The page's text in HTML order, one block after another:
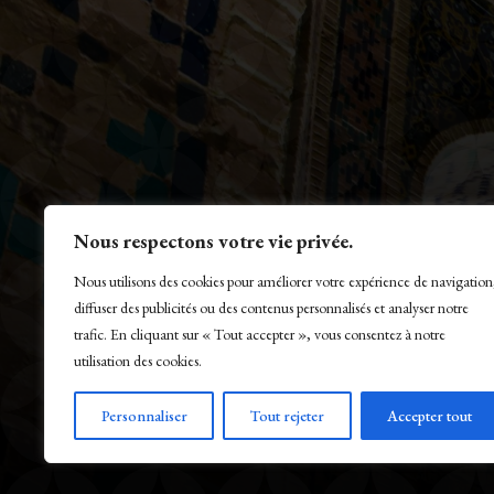
Nous respectons votre vie privée.
Nous utilisons des cookies pour améliorer votre expérience de
diffuser des publicités ou des contenus personnalisés et analyser notre
trafic. En cliquant sur « Tout accepter », vous consentez à notre
utilisation des cookies.
Personnaliser Tout rejeter Accepter tout